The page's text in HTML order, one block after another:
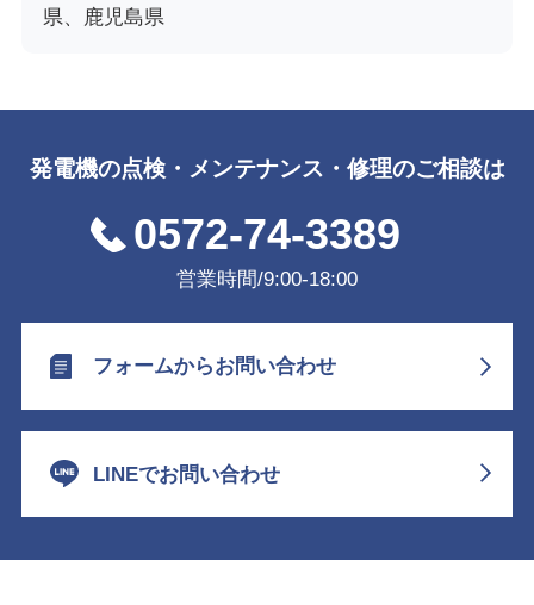
県、鹿児島県
発電機の点検・メンテナンス・修理のご相談は
0572-74-3389
営業時間/9:00-18:00
フォームからお問い合わせ
LINEでお問い合わせ